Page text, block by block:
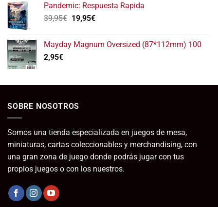
era:
21,95€.
es:
14,95€.
Pandemic: Respuesta Rapida
39,95€ El
era:
19,95€El
es:
Mayday Magnum Oversized (87*112mm) 100
2,95€
SOBRE NOSOTROS
Somos una tienda especializada en juegos de mesa,
miniaturas, cartas coleccionables y merchandising, con
una gran zona de juego donde podrás jugar con tus
propios juegos o con los nuestros.